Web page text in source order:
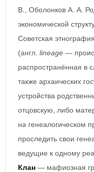
В., Оболонков А. А.
экономической
Советская
(англ. lineage —
распространённая в
также архаических
устройства
отцовскую, либо
на генеалогическом
проследить свои
ведущие к одному
Клан — мафиозная